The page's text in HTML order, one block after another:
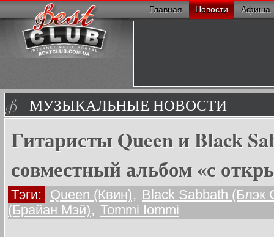
Главная Новости Афиша
МУЗЫКАЛЬНЫЕ НОВОСТИ
Гитаристы Queen и Black
совместный альбом «с
Тэги: Queen (Квин), Black Sabbath (Блэк
(Брайан Мэй), Tommi Iommi